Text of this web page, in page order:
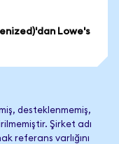
Lowe's
desteklenmemiş,
Şirket adı
referans varlığını